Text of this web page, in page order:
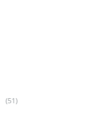
(51)